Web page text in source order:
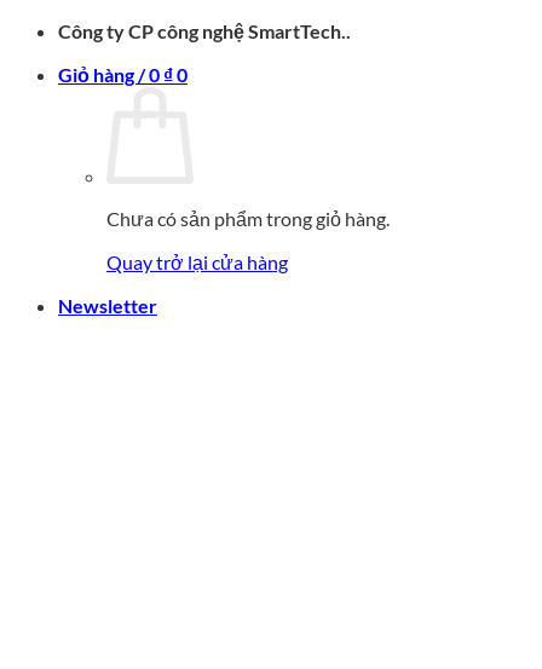
Công ty CP công nghệ SmartTech..
Giỏ hàng /0 ₫0
Chưa có sản phẩm trong giỏ hàng.
Quay trở lại cửa hàng
Newsletter